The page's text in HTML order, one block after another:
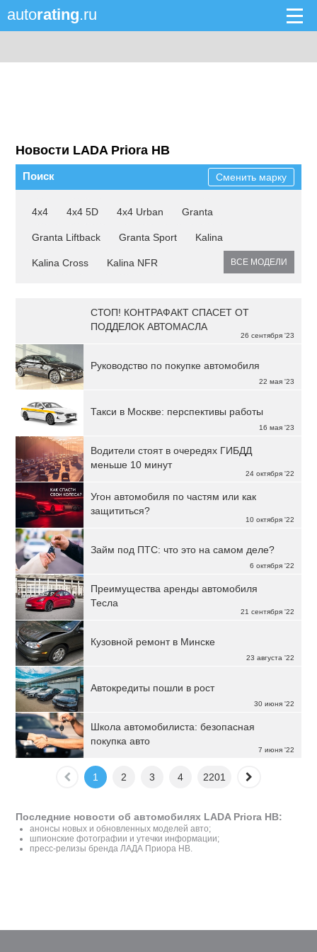
autorating.ru
Новости LADA Priora HB
Поиск Сменить марку
4x4 4x4 5D 4x4 Urban Granta
Granta Liftback Granta Sport Kalina
Kalina Cross Kalina NFR ВСЕ МОДЕЛИ
26 сентября '23
СТОП! КОНТРАФАКТ СПАСЕТ ОТ
ПОДДЕЛОК АВТОМАСЛА
22 мая '23
Руководство по покупке автомобиля
16 мая '23
Такси в Москве: перспективы работы
24 октября '22
Водители стоят в очередях ГИБДД
меньше 10 минут
10 октября '22
Угон автомобиля по частям или как
защититься?
6 октября '22
Займ под ПТС: что это на самом деле?
21 сентября '22
Преимущества аренды автомобиля
Тесла
23 августа '22
Кузовной ремонт в Минске
30 июня '22
Автокредиты пошли в рост
7 июня '22
Школа автомобилиста: безопасная
покупка авто
1 2 3 4 2201
Последние новости об автомобилях LADA Priora HB:
анонсы новых и обновленных моделей авто;
шпионские фотографии и утечки информации;
пресс-релизы бренда ЛАДА Приора HB.